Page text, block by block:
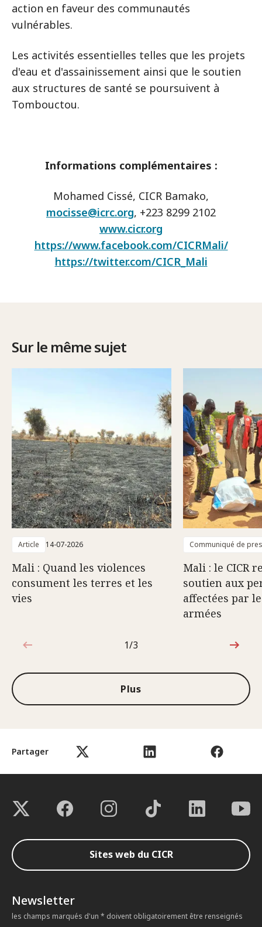
Partager
action en faveur des communautés
vulnérables.
Les activités essentielles telles que les projets
d'eau et d'assainissement ainsi que le soutien
aux structures de santé se poursuivent à
Tombouctou.
Informations complémentaires :
Mohamed Cissé, CICR Bamako,
mocisse@icrc.org, +223 8299 2102
www.cicr.org
https://www.facebook.com/CICRMali/
https://twitter.com/CICR_Mali
Sur le même sujet
Article 14-07-2026
Mali : Quand les violences
consument les terres et les
vies
Communiqué de
Mali : le CICR
soutien aux
affectées par
armées
1sur3
1/3
Plus
Sites web du CICR
Newsletter
les champs marqués d'un * doivent obligatoirement être renseignés